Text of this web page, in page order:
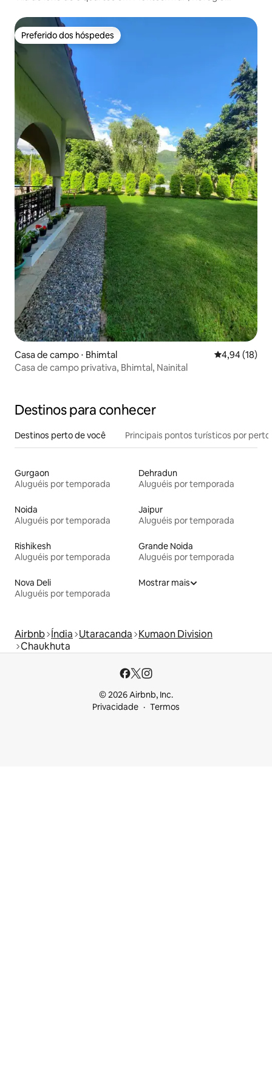
Preferido dos hóspedes
Preferido dos hóspedes
Casa de campo ⋅ Bhimtal 4,94 de uma
4,94 (18)
Casa de campo privativa, Bhimtal, Nainital
Destinos para conhecer
Destinos perto de você Principais pontos turísticos por perto
Gurgaon
Aluguéis por temporada
Dehradun
Aluguéis por temporada
Noida
Aluguéis por temporada
Jaipur
Aluguéis por temporada
Rishikesh
Aluguéis por temporada
Grande Noida
Aluguéis por temporada
Nova Deli
Aluguéis por temporada
Mostrar mais
Airbnb Índia Utaracanda Kumaon Division
Chaukhuta
© 2026 Airbnb, Inc.
Privacidade
Termos